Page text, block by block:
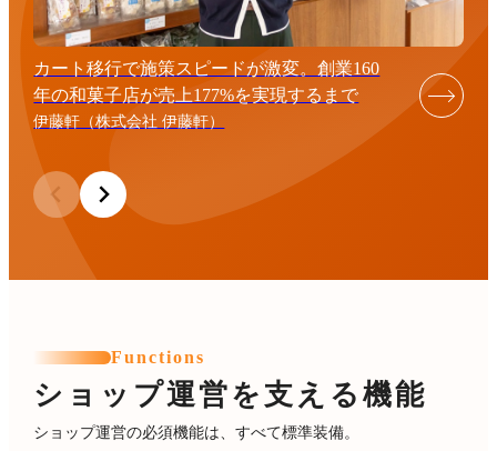
カート移行で施策スピードが激変。創業160
年の和菓子店が売上177%を実現するまで
伊藤軒（株式会社 伊藤軒）
Functions
ショップ運営を支える機能
ショップ運営の必須機能は、すべて標準装備。